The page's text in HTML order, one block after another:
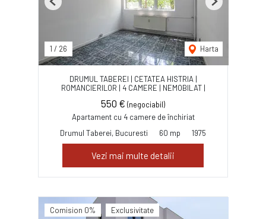
1 / 26 Harta
Previous Next
DRUMUL TABEREI | CETATEA HISTRIA |
ROMANCIERILOR | 4 CAMERE | NEMOBILAT |
550 € (negociabil)
Apartament cu 4 camere de închiriat
Drumul Taberei, Bucuresti
60 mp 1975
Vezi mai multe detalii
Comision 0% Exclusivitate